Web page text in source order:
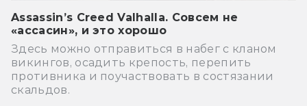
Assassin’s Creed Valhalla. Совсем не
«ассасин», и это хорошо
Здесь можно отправиться в набег с кланом
викингов, осадить крепость, перепить
противника и поучаствовать в состязании
скальдов.